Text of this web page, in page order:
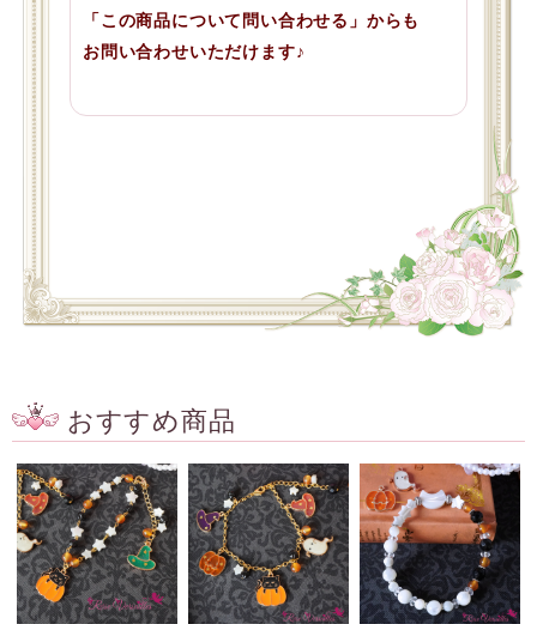
「この商品について問い合わせる」からも
お問い合わせいただけます♪
おすすめ商品